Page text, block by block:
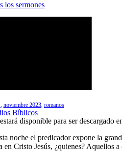
los sermones
Bíblicos
noviembre 2023 romanos
disponible para ser descargado
noche el predicador expone la
en Cristo Jesús, ¿quienes?